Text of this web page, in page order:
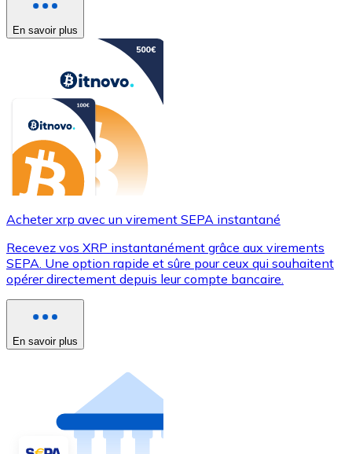
En savoir plus
Acheter xrp avec un virement SEPA instantané
Recevez vos XRP instantanément grâce aux virements
SEPA. Une option rapide et sûre pour ceux qui souhaitent
opérer directement depuis leur compte bancaire.
En savoir plus